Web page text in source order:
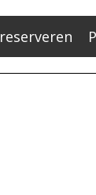
reserveren